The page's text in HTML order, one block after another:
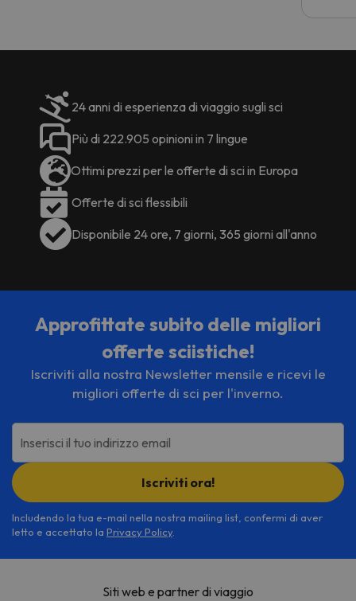
24 anni di esperienza di viaggio sugli sci
Più di 222.905 opinioni in 7 lingue
Ottimi prezzi per le offerte di sci in Europa
Offerte di sci flessibili
Disponibile 24 ore, 7 giorni, 365 giorni all'anno
Approfittate subito delle migliori
offerte sciistiche!
Iscriviti alla nostra Newsletter mensile e ricevi le
migliori offerte di sci per l'inverno.
Inserisci il tuo indirizzo email
Iscriviti ora!
Includendo la tua e-mail nella nostra mailing list, confermi di aver
letto e accettato la Privacy Policy.
Siti web e partner di viaggio